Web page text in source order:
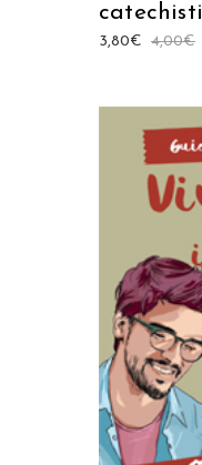
4,00€
3,80€